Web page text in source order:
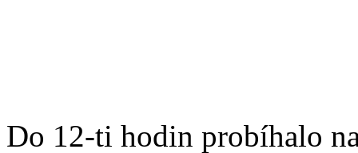
Do 12-ti hodin probíhalo